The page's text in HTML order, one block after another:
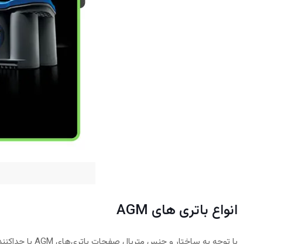
انواع باتری های AGM